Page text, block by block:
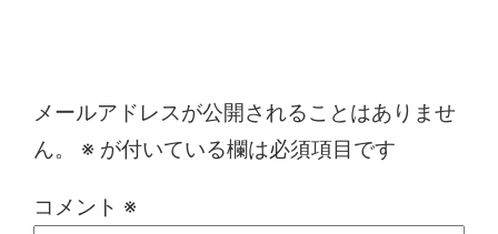
メールアドレスが公開されることはありませ
ん。
※ が付いている欄は必須項目です
コメント ※